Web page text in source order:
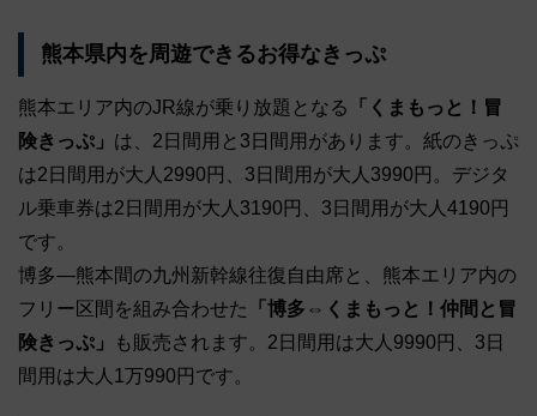
熊本県内を周遊できるお得なきっぷ
熊本エリア内のJR線が乗り放題となる
「くまもっと！冒
険きっぷ」 は、2日間用と3日間用があります。紙のきっぷ
は2日間用が大人2990円、3日間用が大人3990円。デジタ
ル乗車券は2日間用が大人3190円、3日間用が大人4190円
です。
博多―熊本間の九州新幹線往復自由席と、熊本エリア内の
フリー区間を組み合わせた
「博多⇔くまもっと！仲間と冒
険きっぷ」
も販売されます。2日間用は大人9990円、3日
間用は大人1万990円です。